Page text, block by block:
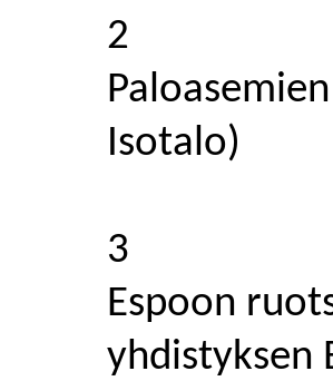
2
Isotalo)
3
Espoon
yhdistyksen